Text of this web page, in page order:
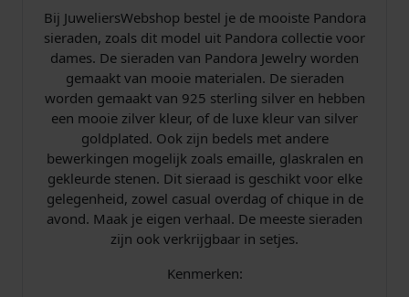
7
8
o
l
Bij JuweliersWebshop bestel je de mooiste Pandora
sieraden, zoals dit model uit Pandora collectie voor
dames. De sieraden van Pandora Jewelry worden
gemaakt van mooie materialen. De sieraden
worden gemaakt van 925 sterling silver en hebben
een mooie zilver kleur, of de luxe kleur van silver
goldplated. Ook zijn bedels met andere
bewerkingen mogelijk zoals emaille, glaskralen en
gekleurde stenen. Dit sieraad is geschikt voor elke
gelegenheid, zowel casual overdag of chique in de
avond. Maak je eigen verhaal. De meeste sieraden
zijn ook verkrijgbaar in setjes.
Kenmerken: